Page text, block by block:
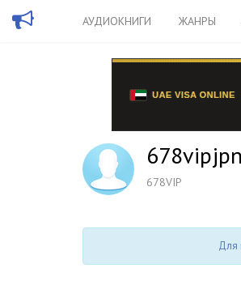
АУДИОКНИГИ ЖАНРЫ
678VIP
Для